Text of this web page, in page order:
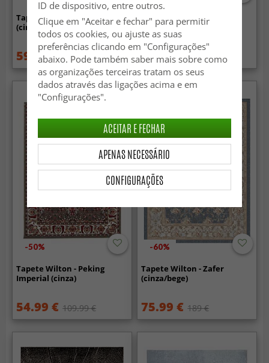
Tapete redondo - Budoni
(cinza/bege/amarelo)
59.99 € 84.99 €
Tapete redondo - Lynton
(cinza)
59.99 € 84.99 €
-50%
Tapete Wilton - Peking
Imperial (cinza)
54.99 € 109.99 €
-60%
Tapete Wilton - Zafer
(cinza/bege)
75.99 € 189 €
ID de dispositivo, entre outros.
Clique em "Aceitar e fechar" para permitir
todos os cookies, ou ajuste as suas
preferências clicando em "Configurações"
abaixo. Pode também saber mais sobre como
as organizações terceiras tratam os seus
dados através das ligações acima e em
"Configurações".
CONFIGURAÇÕES
APENAS NECESSÁRIO
ACEITAR E FECHAR